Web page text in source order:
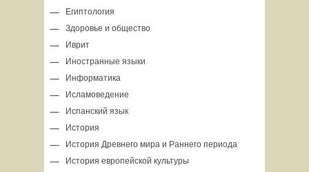
Египтология
Здоровье и общество
Иврит
Иностранные языки
Информатика
Исламоведение
Испанский язык
История
История Древнего мира и Раннего периода
История европейской культуры